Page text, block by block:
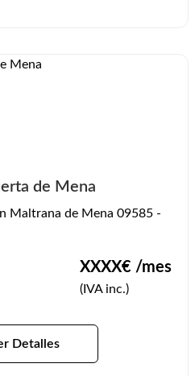
de Mena
Maltrana de Mena 09585 -
XXXX€ /mes
(IVA inc.)
Detalles